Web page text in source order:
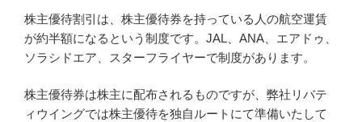
株主優待割引は、株主優待券を持っている人の航空運賃
が約半額になるという制度です。JAL、ANA、エアドゥ、
ソラシドエア、スターフライヤーで制度があります。
株主優待券は株主に配布されるものですが、弊社リバテ
ィウイングでは株主優待を独自ルートにて準備いたして